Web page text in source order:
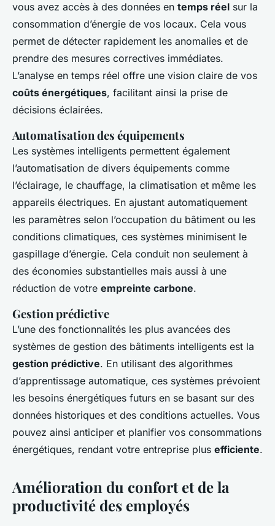
vous avez accès à des données en temps réel sur la
consommation d’énergie de vos locaux. Cela vous
permet de détecter rapidement les anomalies et de
prendre des mesures correctives immédiates.
L’analyse en temps réel offre une vision claire de vos
coûts énergétiques, facilitant ainsi la prise de
décisions éclairées.
Automatisation des équipements
Les systèmes intelligents permettent également
l’automatisation de divers équipements comme
l’éclairage, le chauffage, la climatisation et même les
appareils électriques. En ajustant automatiquement
les paramètres selon l’occupation du bâtiment ou les
conditions climatiques, ces systèmes minimisent le
gaspillage d’énergie. Cela conduit non seulement à
des économies substantielles mais aussi à une
réduction de votre empreinte carbone.
Gestion prédictive
L’une des fonctionnalités les plus avancées des
systèmes de gestion des bâtiments intelligents est la
gestion prédictive. En utilisant des algorithmes
d’apprentissage automatique, ces systèmes prévoient
les besoins énergétiques futurs en se basant sur des
données historiques et des conditions actuelles. Vous
pouvez ainsi anticiper et planifier vos consommations
énergétiques, rendant votre entreprise plus efficiente.
Amélioration du confort et de la
productivité des employés